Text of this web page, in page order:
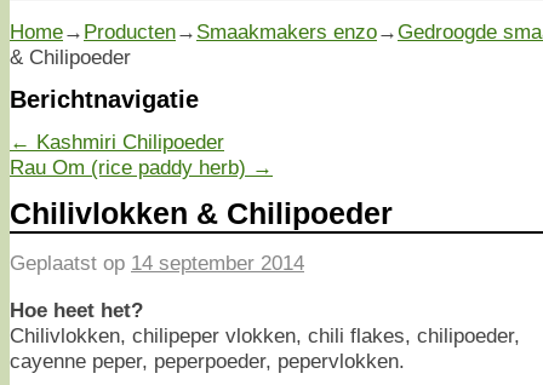
Home→ Producten→ Smaakmakers enzo→Gedroogde
& Chilipoeder
Berichtnavigatie
← Kashmiri Chilipoeder
Rau Om (rice paddy herb) →
Chilivlokken & Chilipoeder
Geplaatst op 14 september 2014
Hoe heet het?
Chilivlokken, chilipeper vlokken, chili flakes, chilipoeder,
cayenne peper, peperpoeder, pepervlokken.